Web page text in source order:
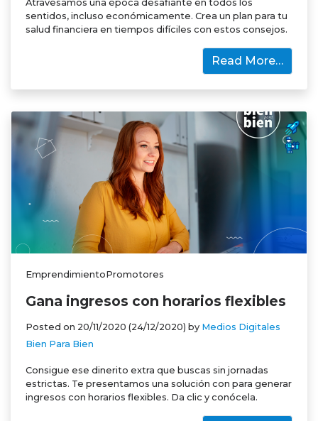
Atravesamos una época desafiante en todos los
sentidos, incluso económicamente. Crea un plan para tu
salud financiera en tiempos difíciles con estos consejos.
Read More…
EmprendimientoPromotores
Gana ingresos con horarios flexibles
Posted on 20/11/2020 (24/12/2020) by Medios Digitales
Bien Para Bien
Consigue ese dinerito extra que buscas sin jornadas
estrictas. Te presentamos una solución con para generar
ingresos con horarios flexibles. Da clic y conócela.